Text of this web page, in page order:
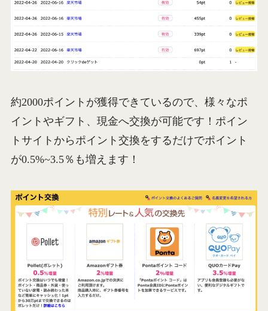
約2000ポイントが獲得できているので、様々なポ
イントやギフト、現金へ交換が可能です！ポイン
トサイトからポイント交換をするだけでポイント
が0.5%~3.5％も増えます！